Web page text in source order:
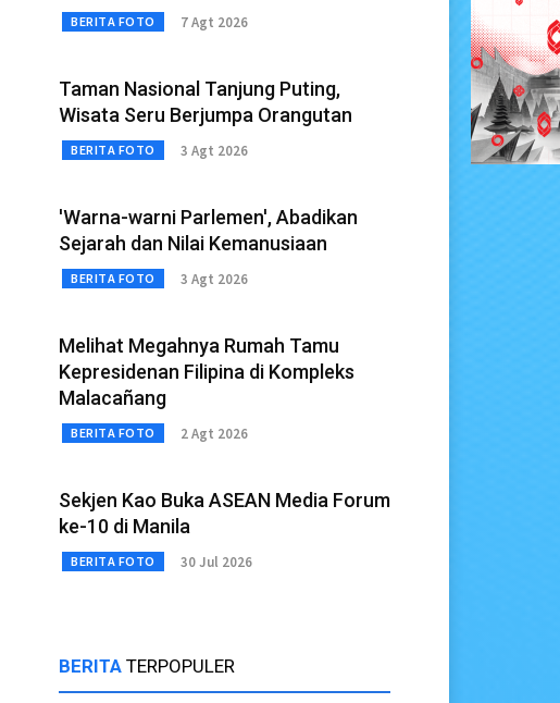
BERITA FOTO 7 Agt 2026
Taman Nasional Tanjung Puting,
Wisata Seru Berjumpa Orangutan
BERITA FOTO 3 Agt 2026
'Warna-warni Parlemen', Abadikan
Sejarah dan Nilai Kemanusiaan
BERITA FOTO 3 Agt 2026
Melihat Megahnya Rumah Tamu
Kepresidenan Filipina di Kompleks
Malacañang
BERITA FOTO 2 Agt 2026
Sekjen Kao Buka ASEAN Media Forum
ke-10 di Manila
BERITA FOTO 30 Jul 2026
BERITA TERPOPULER